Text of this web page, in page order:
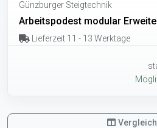
Günzburger Steigtechnik
Arbeitspodest modular
Lieferzeit 11 - 13 Werktage